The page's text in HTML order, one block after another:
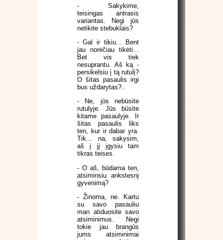
- Sakykime,
teisingas antrasis
variantas. Negi jūs
netikite stebuklais?
- Gal ir tikiu... Bent
jau norėčiau tikėti...
Bet vis tiek
nesuprantu. Aš ką -
persikelsiu į tą rutulį?
O šitas pasaulis irgi
bus uždarytas?..
- Ne, jūs nebūsite
rutulyje. Jūs būsite
kitame pasaulyje. Ir
šitas pasaulis liks
ten, kur ir dabar yra.
Tik... na, sakysim,
aš į jį įgysiu tam
tikras teises.
- O aš, būdama ten,
atsiminsiu ankstesnį
gyvenimą?
- Žinoma, ne. Kartu
su savo pasauliu
man atiduosite savo
atsiminimus. Negi
tokie jau brangūs
jums atsiminimai